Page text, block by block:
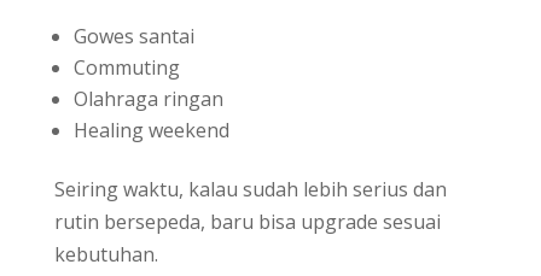
Gowes santai
Commuting
Olahraga ringan
Healing weekend
Seiring waktu, kalau sudah lebih serius dan
rutin bersepeda, baru bisa upgrade sesuai
kebutuhan.